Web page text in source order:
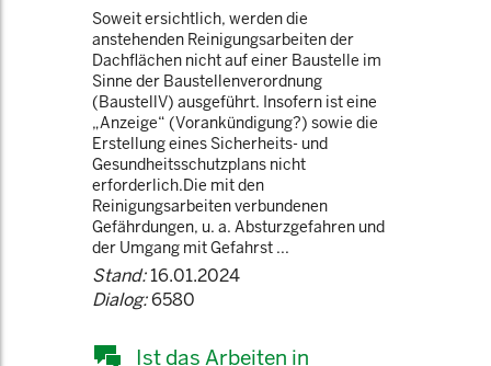
Soweit ersichtlich, werden die
anstehenden Reinigungsarbeiten der
Dachflächen nicht auf einer Baustelle im
Sinne der Baustellenverordnung
(BaustellV) ausgeführt. Insofern ist eine
„Anzeige“ (Vorankündigung?) sowie die
Erstellung eines Sicherheits- und
Gesundheitsschutzplans nicht
erforderlich.Die mit den
Reinigungsarbeiten verbundenen
Gefährdungen, u. a. Absturzgefahren und
der Umgang mit Gefahrst ...
Stand:16.01.2024
Dialog:6580
Ist das Arbeiten in